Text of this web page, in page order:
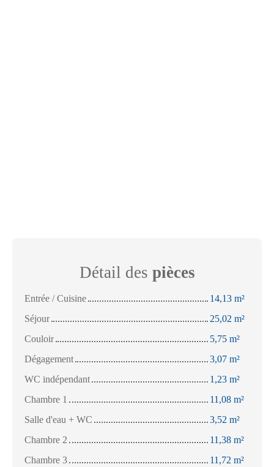
Détail des pièces
Entrée / Cuisine
14,13 m²
Séjour
25,02 m²
Couloir
5,75 m²
Dégagement
3,07 m²
WC indépendant
1,23 m²
Chambre 1
11,08 m²
Salle d'eau + WC
3,52 m²
Chambre 2
11,38 m²
Chambre 3
11,72 m²